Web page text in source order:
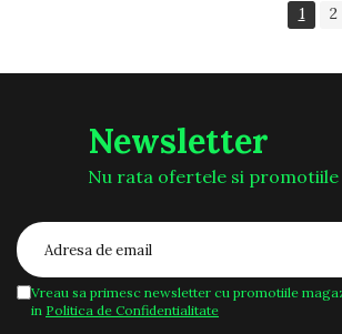
1 2
Newsletter
Nu rata ofertele si
Vreau sa primesc newsletter cu promotiile
in Politica de Confidentialitate